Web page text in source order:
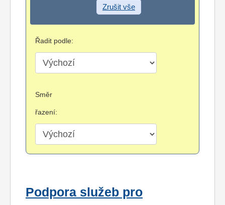
Zrušit vše
Řadit podle:
Směr
řazení:
Podpora služeb pro